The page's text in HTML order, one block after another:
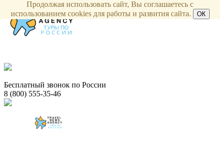
Бесплатный звонок по России
8 (800) 555-35-46
Продолжая использовать сайт, Вы соглашаетесь с
использованием cookies для работы и развития сайта.
ОК